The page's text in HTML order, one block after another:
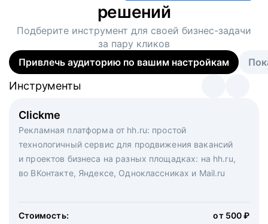
решений
Подберите инструмент для своей бизнес-задачи
за пару кликов
Привлечь аудиторию по вашим настройкам
Clickme
Рекламная платформа от hh.ru: простой
технологичный сервис для продвижения вакансий
и проектов бизнеса на разных площадках: на hh.ru,
во ВКонтакте, Яндексе, Одноклассниках и Mail.ru
Стоимость: от 500 ₽
Инструменты
Вакансия дня
Рекламный формат для вакансий на главной странице
hh.ru. Увеличивает количество откликов
Инструменты
Массовый подбор под ключ. Решите, сколько
кандидатов и когда вам нужно, и за дело возьмутся
маркетологи, рекрутеры и проектные менеджеры
hh.ru с целым набором digital-инструментов
Инструменты